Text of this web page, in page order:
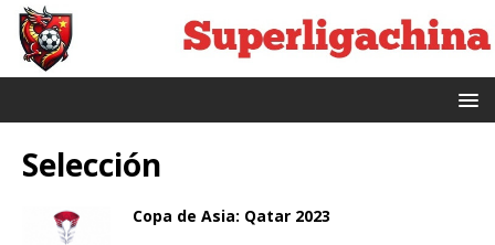
Selección
Copa de Asia: Qatar 2023